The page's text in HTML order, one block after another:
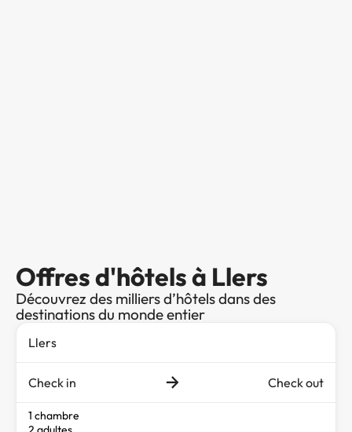
Offres d'hôtels à Llers
Découvrez des milliers d’hôtels dans des
destinations du monde entier
Check in Check out
1 chambre